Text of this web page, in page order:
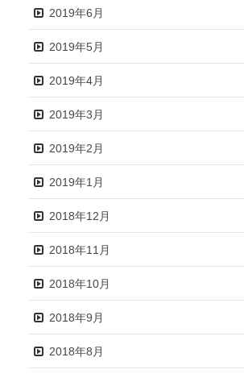
2019年6月
2019年5月
2019年4月
2019年3月
2019年2月
2019年1月
2018年12月
2018年11月
2018年10月
2018年9月
2018年8月